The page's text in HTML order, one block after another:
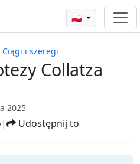
🇵🇱
Ciągi i szeregi
Collatza
2025
| Udostępnij to